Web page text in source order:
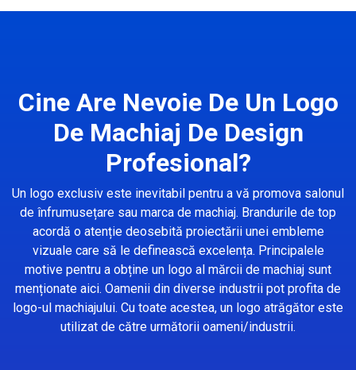
Cine Are Nevoie De Un Logo
De Machiaj De Design
Profesional?
Un logo exclusiv este inevitabil pentru a vă promova salonul
de înfrumusețare sau marca de machiaj. Brandurile de top
acordă o atenție deosebită proiectării unei embleme
vizuale care să le definească excelența. Principalele
motive pentru a obține un logo al mărcii de machiaj sunt
menționate aici. Oamenii din diverse industrii pot profita de
logo-ul machiajului. Cu toate acestea, un logo atrăgător este
utilizat de către următorii oameni/industrii.